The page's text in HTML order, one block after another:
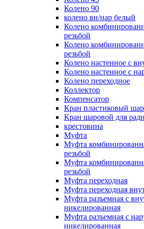
Колено 90
колено вн/нар белый
Колено
резьбой
Колено
резьбой
Колено настенное с
Колено настенное с
Колено переходное
Коллектор
Компенсатор
Кран пластиковый
Кран шаровой для
крестовина
Муфта
Муфта
резьбой
Муфта
резьбой
Муфта переходная
Муфта переходная
Муфта разъемная с
никелированная
Муфта разъемная с
никелированная